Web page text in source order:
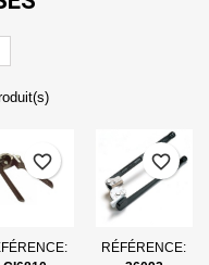
favorite_border
RÉFÉRENCE:
favorite_border